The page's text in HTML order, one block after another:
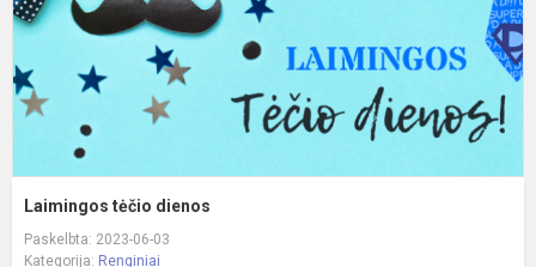
Laimingos tėčio dienos
Paskelbta: 2023-06-03
Kategorija: Renginiai